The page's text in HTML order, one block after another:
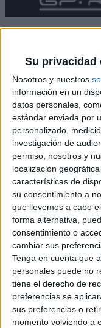
Su privacidad
Nosotros y nuestros
información en un
datos personales,
estándar enviada por
personalizado,
investigación de
permiso, nosotros y
localización
características de
su consentimiento a
que llevemos a cabo
forma alternativa,
consentimiento o
cambiar sus
Tenga en cuenta que
personales puede no
tiene el derecho de
preferencias se
sus preferencias o
momento volviendo a
Rallyes
S-CER
ERC
CERA
CERT
Históricos
Dakar
RallyCross
Circuitos
F1
Fórmula E
F2 / F3 / F4
Resistencia
Indycar
Otros